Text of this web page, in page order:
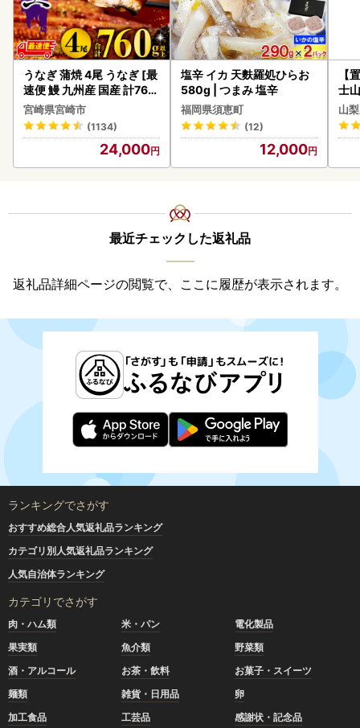
うなぎ 蒲焼 4尾 うなぎ [最
速便 鰻 九州産 国産 計760
g以上]
宮崎県宮崎市
(1134)
24,000
塩辛 イカ 天麩羅処ひらお
580g | つまみ 塩辛
福岡県須恵町
(12)
12,000
【
士
山
最近チェックした返礼品
返礼品詳細ページの閲覧で、ここに履歴が表示されます。
ランキングでさがす
おすすめ総合人気返礼品ランキング
カテゴリ別人気返礼品ランキング
人気自治体ランキング
カテゴリでさがす
肉・ハム類 米・パン
電化製品
果実類
魚介類
野菜類
酒・アルコール
お茶・飲料
お菓子・スイーツ
麺類
雑貨・日用品
卵
加工食品
工芸品
感謝状・記念品